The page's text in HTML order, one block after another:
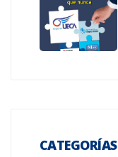
CATEGORÍAS